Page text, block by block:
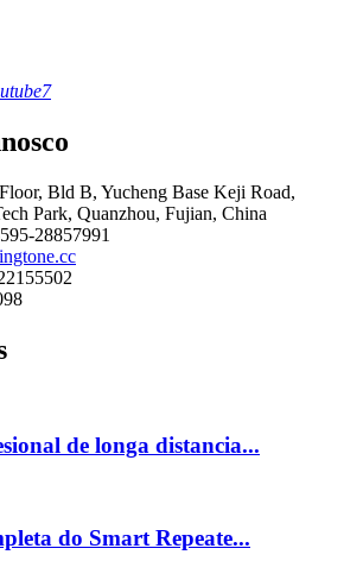
Bld B, Yucheng Base Keji Road,
Park, Quanzhou, Fujian, China
28857991
de longa distancia...
do Smart Repeate...